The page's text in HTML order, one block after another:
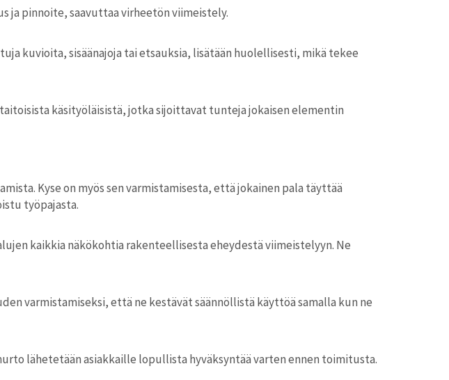
pinnoite, saavuttaa virheetön viimeistely.
kuvioita, sisäänajoja tai etsauksia, lisätään huolellisesti, mikä tekee
käsityöläisistä, jotka sijoittavat tunteja jokaisen elementin
Kyse on myös sen varmistamisesta, että jokainen pala täyttää
työpajasta.
kaikkia näkökohtia rakenteellisesta eheydestä viimeistelyyn. Ne
varmistamiseksi, että ne kestävät säännöllistä käyttöä samalla kun ne
lähetetään asiakkaille lopullista hyväksyntää varten ennen toimitusta.